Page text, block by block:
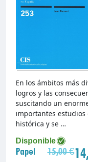
Disponible
Papel 15,00 €
En los ámbitos más
logros y las
suscitando un
importantes
histórica y se …